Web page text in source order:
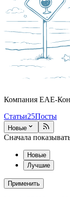
Компания ЕАЕ-
Статьи25Посты
Новые
Сначала
Новые
Лучшие
Применить